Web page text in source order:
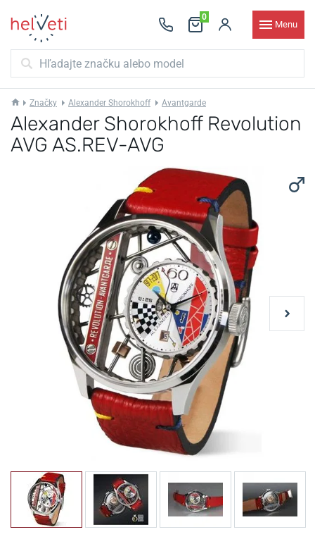
0
Menu
Značky Alexander Shorokhoff Avantgarde
Alexander Shorokhoff Revolution
AVG AS.REV-AVG